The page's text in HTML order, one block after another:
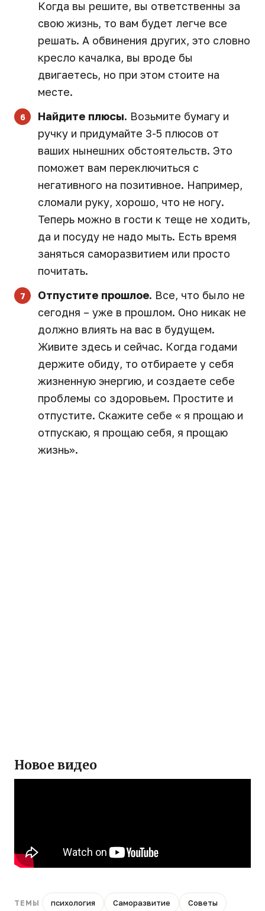
Когда вы решите, вы ответственны за
свою жизнь, то вам будет легче все
решать. А обвинения других, это словно
кресло качалка, вы вроде бы
двигаетесь, но при этом стоите на
месте.
Найдите плюсы. Возьмите бумагу и
ручку и придумайте 3-5 плюсов от
ваших нынешних обстоятельств. Это
поможет вам переключиться с
негативного на позитивное. Например,
сломали руку, хорошо, что не ногу.
Теперь можно в гости к теще не ходить,
да и посуду не надо мыть. Есть время
заняться саморазвитием или просто
почитать.
Отпустите прошлое. Все, что было не
сегодня – уже в прошлом. Оно никак не
должно влиять на вас в будущем.
Живите здесь и сейчас. Когда годами
держите обиду, то отбираете у себя
жизненную энергию, и создаете себе
проблемы со здоровьем. Простите и
отпустите. Скажите себе « я прощаю и
отпускаю, я прощаю себя, я прощаю
жизнь».
Новое видео
ТЕМЫ психология Саморазвитие Советы